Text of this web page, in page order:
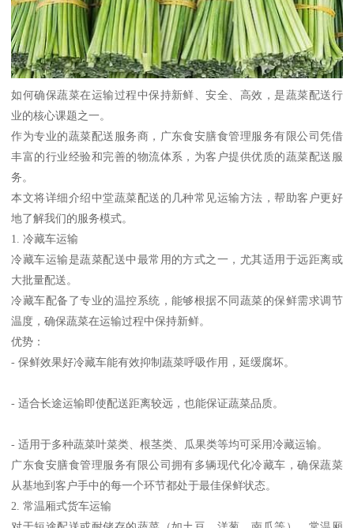
如何确保蔬菜在运输过程中保持新鲜、安全、高效，是蔬菜配送行
业的核心课题之一。
作为专业的蔬菜配送服务商，广东食安膳食管理服务有限公司凭借
丰富的行业经验和完善的物流体系，为客户提供优质的蔬菜配送服
务。
本文将详细介绍中堂蔬菜配送的几种常见运输方法，帮助客户更好
地了解我们的服务模式。
1. 冷藏车运输
冷藏车运输是蔬菜配送中最常用的方式之一，尤其适用于远距离或
大批量配送。
冷藏车配备了专业的温控系统，能够根据不同蔬菜的保鲜需求调节
温度，确保蔬菜在运输过程中保持新鲜。
优势：
- 保鲜效果好冷藏车能有效抑制蔬菜呼吸作用，延缓腐坏。
- 适合长途运输即使配送距离较远，也能保证蔬菜品质。
- 适用于多种蔬菜叶菜类、根茎类、瓜果类等均可采用冷藏运输。
广东食安膳食管理服务有限公司拥有多辆现代化冷藏车，确保蔬菜
从基地到客户手中的每一个环节都处于最佳保鲜状态。
2. 常温厢式货车运输